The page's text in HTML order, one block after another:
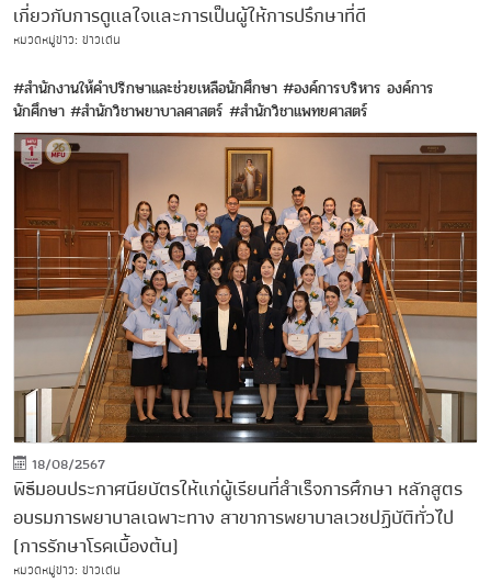
เกี่ยวกับการดูแลใจและการเป็นผู้ให้การปรึกษาที่ดี
หมวดหมู่ข่าว: ข่าวเด่น
#สำนักงานให้คำปรึกษาและช่วยเหลือนักศึกษา #องค์การบริหาร องค์การ
นักศึกษา #สำนักวิชาพยาบาลศาสตร์ #สำนักวิชาแพทยศาสตร์
18/08/2567
พิธีมอบประกาศนียบัตรให้แก่ผู้เรียนที่สำเร็จการศึกษา หลักสูตร
อบรมการพยาบาลเฉพาะทาง สาขาการพยาบาลเวชปฏิบัติทั่วไป
(การรักษาโรคเบื้องต้น)
หมวดหมู่ข่าว: ข่าวเด่น